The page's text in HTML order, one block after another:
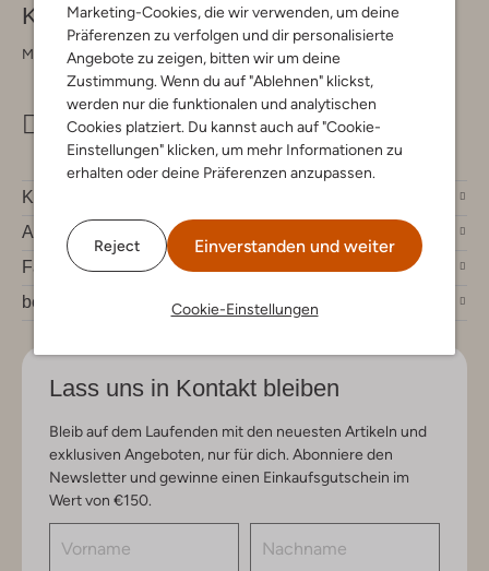
Marketing-Cookies, die wir verwenden, um deine
Präferenzen zu verfolgen und dir personalisierte
Angebote zu zeigen, bitten wir um deine
Zustimmung. Wenn du auf "Ablehnen" klickst,
werden nur die funktionalen und analytischen
Cookies platziert. Du kannst auch auf "Cookie-
Einstellungen" klicken, um mehr Informationen zu
erhalten oder deine Präferenzen anzupassen.
Reject Einverstanden und weiter
Cookie-Einstellungen
Kontakt
Montag - Freitag 09:00 - 17:00 uur
info@omoda.de
Kundenservice
Account
Fashion News
bei Omoda
Lass uns in Kontakt bleiben
Bleib auf dem Laufenden mit den neuesten Artikeln und
exklusiven Angeboten, nur für dich. Abonniere den
Newsletter und gewinne einen Einkaufsgutschein im
Wert von €150.